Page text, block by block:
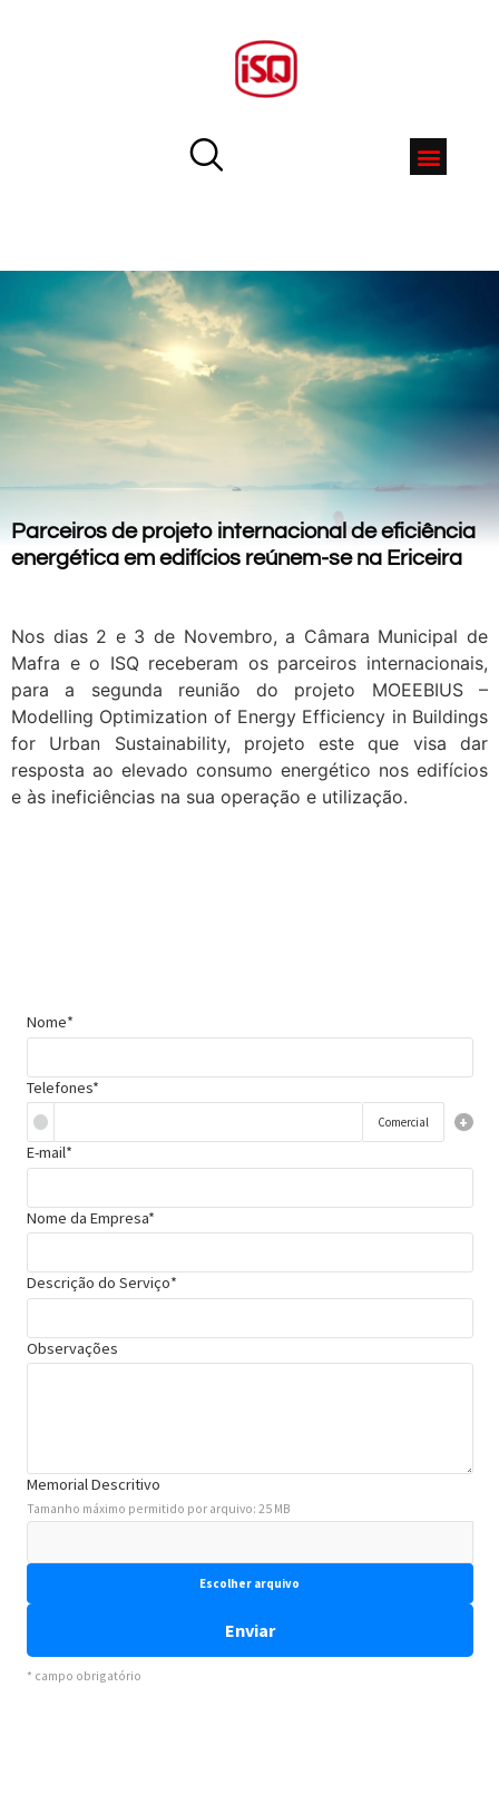
Parceiros de projeto internacional de eficiência
energética em edifícios reúnem-se na Ericeira
Nos dias 2 e 3 de Novembro, a Câmara Municipal de
Mafra e o ISQ receberam os parceiros internacionais,
para a segunda reunião do projeto MOEEBIUS –
Modelling Optimization of Energy Efficiency in Buildings
for Urban Sustainability, projeto este que visa dar
resposta ao elevado consumo energético nos edifícios
e às ineficiências na sua operação e utilização.